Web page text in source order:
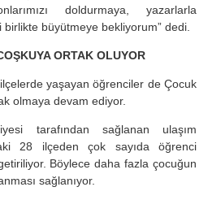
doldurmaya, yazarlarla
büyütmeye bekliyorum” dedi.
ORTAK OLUYOR
yaşayan öğrenciler de Çocuk
olmaya devam ediyor.
tarafından sağlanan ulaşım
28 ilçeden çok sayıda öğrenci
Böylece daha fazla çocuğun
sağlanıyor.